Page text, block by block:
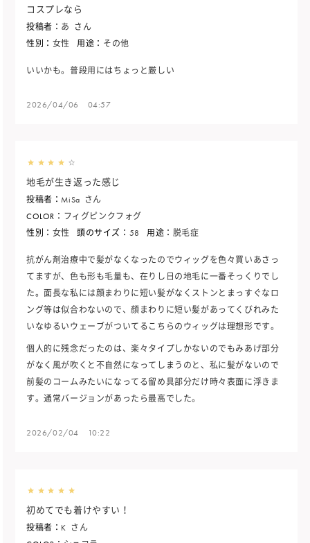
コスプレなら
投稿者： あ
さん
性別： 女性 用途： その他
いいかも。普段用にはちょっと厳しい
2026/04/06 04:57
地毛が生き返った感じ
投稿者：MiSa さん
COLOR： フィグピンクフォグ
性別： 女性 頭のサイズ： 58 用途： 脱毛症
抗がん剤治療中で髪がなくなったのでウィッグを色々買いあさっ
てますが、色も形も毛量も、在りし日の地毛に一番そっくりでし
た。面長な私には顔まわりに短い髪がなくストンとまっすぐなロ
ング等は似合わないので、顔まわりに短い髪があってくびれみた
いなゆるいウェーブがついてるこちらのウィッグは理想形です。
個人的に残念だったのは、楽々タイプしかないのでもみあげ部分
がなく風が吹くと不自然になってしまうのと、私に髪がないので
前髪のコームみたいになってる留め具部分だけ時々表面に浮きま
す。通常バージョンがあったら最高でした。
2026/02/04 10:22
初めてでも着けやすい！
投稿者： K さん